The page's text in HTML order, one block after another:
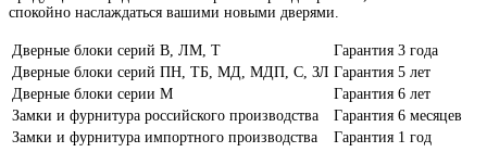
спокойно наслаждаться вашими новыми дверями.
Дверные блоки серий В, ЛМ, Т
Гарантия 3 года
Дверные блоки серий ПН, ТБ, МД, МДП, С, ЗЛ Гарантия 5 лет
Дверные блоки серии М
Гарантия 6 лет
Замки и фурнитура российского производства
Гарантия 6 месяцев
Замки и фурнитура импортного производства
Гарантия 1 год